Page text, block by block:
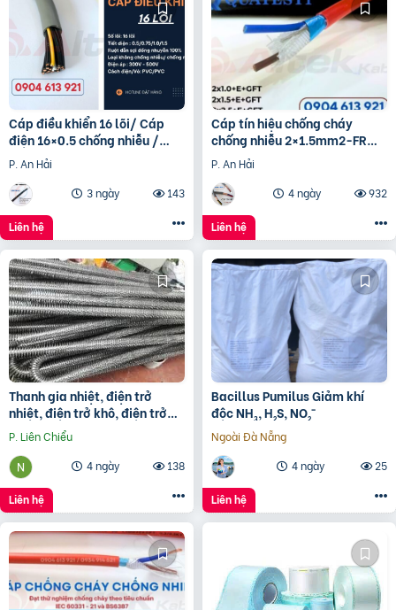
Cáp điều khiển 16 lõi/ Cáp
điện 16×0.5 chống nhiễu /
Control Cable SH -500
16×0.75 Altek Kabel
P. An Hải
3 ngày
143
Liên hệ
Cáp tín hiệu chống cháy
chống nhiễu 2×1.5mm2-FR
Altek Kabel
P. An Hải
4 ngày
932
Liên hệ
Thanh gia nhiệt, điện trở
nhiệt, điện trở khô, điện trở
đun hóa chất, điện trở lò nung
P. Liên Chiểu
4 ngày
138
Liên hệ
Bacillus Pumilus Giảm khí
độc NH₃, H₂S, NO₂⁻
Ngoài Đà Nẵng
4 ngày
25
Liên hệ